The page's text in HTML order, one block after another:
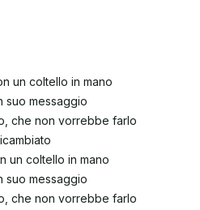
un coltello in mano
suo messaggio
che non vorrebbe farlo
un coltello in mano
suo messaggio
che non vorrebbe farlo